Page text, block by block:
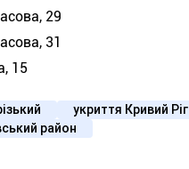
29
31
15
укриття Кривий Ріг
район